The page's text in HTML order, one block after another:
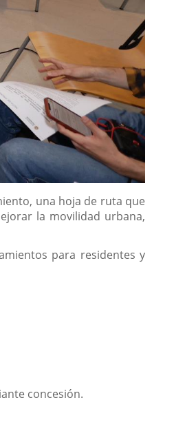
una hoja de ruta que
la movilidad urbana,
para residentes y
concesión.